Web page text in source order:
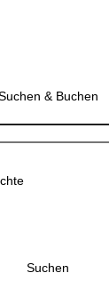
& Buchen
Suchen